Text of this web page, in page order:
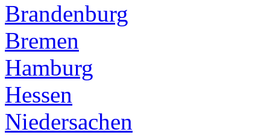
Brandenburg
Bremen
Hamburg
Hessen
Niedersachen